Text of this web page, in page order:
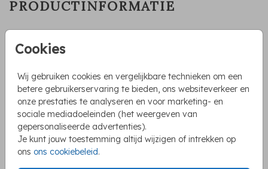
Cookies
Wij gebruiken cookies en vergelijkbare technieken om een
betere gebruikerservaring te bieden, ons websiteverkeer en
onze prestaties te analyseren en voor marketing- en
sociale mediadoeleinden (het weergeven van
gepersonaliseerde advertenties).
Je kunt jouw toestemming altijd wijzigen of intrekken op
ons ons cookiebeleid.
PRODUCTINFORMATIE
OMSCHRIJVING
Memorybox met geschilderde illustraties voor vierde kindje
naar haar kijken. Een unieke herinneringsbox met illustraties
om alle dierbare momenten van de zwangerschap en/of
babytijd veilig te bewaren. De box kan volledig
gepersonaliseerd worden in onze online editor, als je een
andere gezinssamenstelling hebt.
Toon meer
Irene Jelier
COLLECTIE